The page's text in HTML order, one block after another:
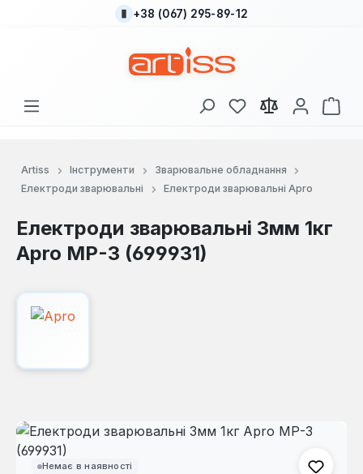
Перейти до основного вмісту
+38 (067) 295-89-12
У вас є 0 у списку
Artiss Інструменти
Зварювальне обладнання
Електроди зварювальні
Електроди зварювальні Apro
Електроди зварювальні 3мм 1кг
Apro МР-3 (699931)
Немає в наявності
Пропустити галерею зображень